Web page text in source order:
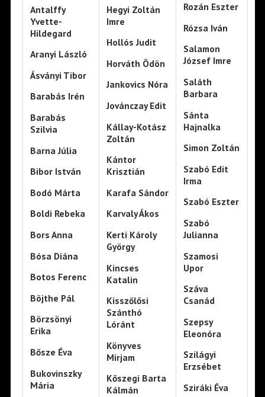
Antalffy
Yvette-
Hildegard
Aranyi László
Ásványi Tibor
Barabás Irén
Barabás
Szilvia
Barna Júlia
Bibor István
Bodó Márta
Boldi Rebeka
Bors Anna
Bósa Diána
Botos Ferenc
Böjthe Pál
Börzsönyi
Erika
Bősze Éva
Bukovinszky
Mária
Hegyi Zoltán
Imre
Hollós Judit
Horváth Ödön
Jankovics Nóra
Jovánczay Edit
Kállay-Kotász
Zoltán
Kántor
Krisztián
Karafa Sándor
Karvaly Ákos
Kerti Károly
György
Kincses
Katalin
Kisszőlősi
Szánthó
Lóránt
Könyves
Mirjam
Kőszegi Barta
Kálmán
Rozán Eszter
Rózsa Iván
Salamon
József Imre
Saláth
Barbara
Sánta
Hajnalka
Simon Zoltán
Szabó Edit
Irma
Szabó Eszter
Szabó
Julianna
Szamosi
Upor
Száva
Csanád
Szepsy
Eleonóra
Szilágyi
Erzsébet
Sziráki Éva